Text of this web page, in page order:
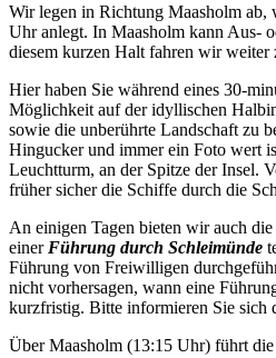
Wir legen in Richtung Maasholm ab,
Uhr anlegt. In Maasholm kann Aus-
diesem kurzen Halt fahren wir weiter
Hier haben Sie während eines 30-
Möglichkeit auf der idyllischen
sowie die unberührte Landschaft zu
Hingucker und immer ein Foto wert
Leuchtturm, an der Spitze der Insel.
früher sicher die Schiffe durch die
An einigen Tagen bieten wir auch
einer Führung durch Schleimünde
Führung von Freiwilligen
nicht vorhersagen, wann eine
kurzfristig. Bitte informieren Sie sich
Über Maasholm (13:15 Uhr) führt